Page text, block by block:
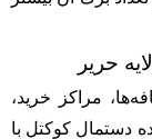
مراکز خرید،
دستمال کوکتل با